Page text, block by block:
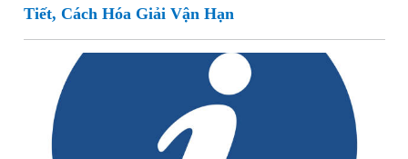
Tiết, Cách Hóa Giải Vận Hạn